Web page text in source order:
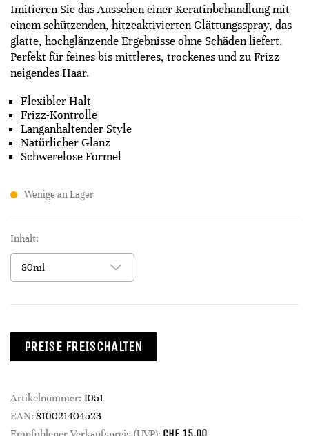
Imitieren Sie das Aussehen einer Keratinbehandlung mit
einem schützenden, hitzeaktivierten Glättungsspray, das
glatte, hochglänzende Ergebnisse ohne Schäden liefert.
Perfekt für feines bis mittleres, trockenes und zu Frizz
neigendes Haar.
Flexibler Halt
Frizz-Kontrolle
Langanhaltender Style
Natürlicher Glanz
Schwerelose Formel
Wenige an Lager
Inhalt:
PREISE FREISCHALTEN
Artikelnummer: I051
EAN: 810021404523